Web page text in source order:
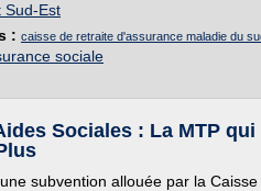
Sud-Est
: caisse de retraite d'assurance maladie du
sociale
Sociales : La MTP
subvention allouée par la